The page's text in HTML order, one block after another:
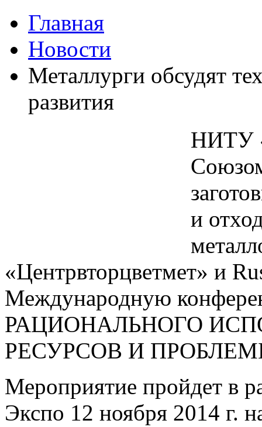
Главная
Новости
Металлурги обсудят
развития
НИТУ
и
«Центрвторцветмет» и
Международную
РАЦИОНАЛЬНОГО
РЕСУРСОВ И
Мероприятие пройдет в
Экспо 12 ноября 2014 г.